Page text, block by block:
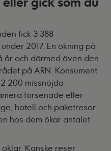
fick 3 388
2017. En ökning på
år och därmed även den
på ARN. Konsument
200 missnöjda
försenade eller
hotell och paketresor
hos dem ökar antalet
Kanske reser